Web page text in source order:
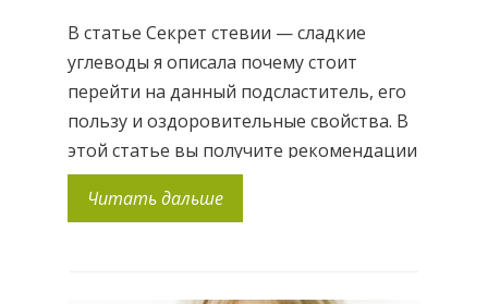
В статье Секрет стевии — сладкие
углеводы я описала почему стоит
перейти на данный подсластитель, его
пользу и оздоровительные свойства. В
этой статье вы получите рекомендации
какая стевия подойдет именно для ВАС.
Сразу хочу предупредить, что к стевии
синтетическим сахарозаменителем,
Читать дальше